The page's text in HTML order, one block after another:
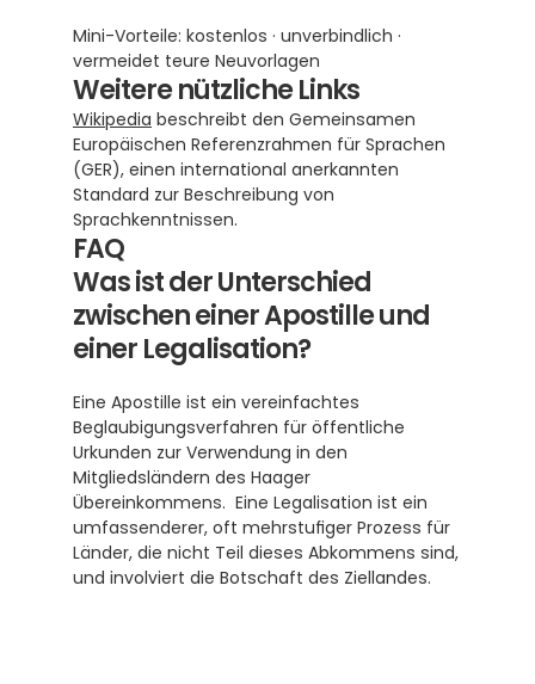
Mini-Vorteile: kostenlos · unverbindlich ·
vermeidet teure Neuvorlagen
Weitere nützliche Links
Wikipedia beschreibt den Gemeinsamen
Europäischen Referenzrahmen für Sprachen
(GER), einen international anerkannten
Standard zur Beschreibung von
Sprachkenntnissen.
FAQ
Was ist der Unterschied
zwischen einer Apostille und
einer Legalisation?
Eine Apostille ist ein vereinfachtes
Beglaubigungsverfahren für öffentliche
Urkunden zur Verwendung in den
Mitgliedsländern des Haager
Übereinkommens.  Eine Legalisation ist ein
umfassenderer, oft mehrstufiger Prozess für
Länder, die nicht Teil dieses Abkommens sind,
und involviert die Botschaft des Ziellandes.